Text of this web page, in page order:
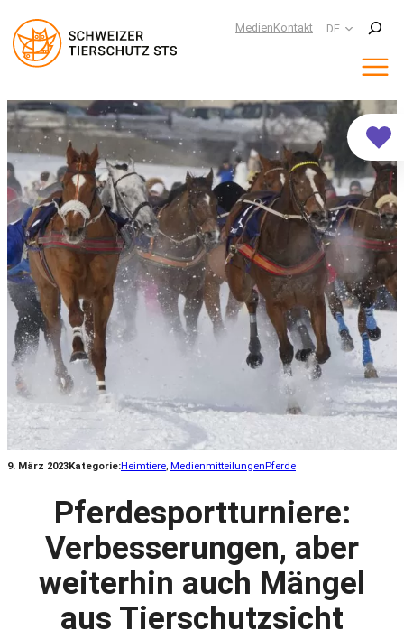
MedienKontakt DE
Suchen
9. März 2023Kategorie:Heimtiere, Medienmitteilungen Pferde
Pferdesportturniere:
Verbesserungen, aber
weiterhin auch Mängel
aus Tierschutzsicht